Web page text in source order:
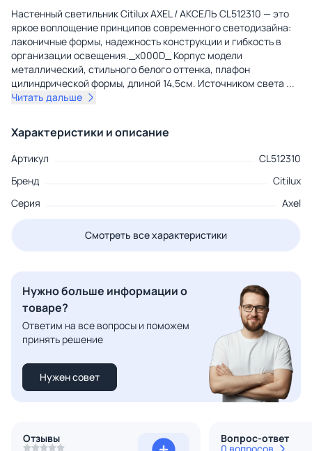
Настенный светильник Citilux AXEL / АКСЕЛЬ CL512310 — это
яркое воплощение принципов современного светодизайна:
лаконичные формы, надежность конструкции и гибкость в
организации освещения._x000D_ Корпус модели
металлический, стильного белого оттенка, плафон
цилиндрической формы, длиной 14,5см. Источником света ...
Читать дальше
Характеристики и описание
Артикул
CL512310
Бренд
Citilux
Серия
Axel
Смотреть все характеристики
Нужно больше информации о
товаре?
Ответим на все вопросы и поможем
принять решение
Нужен совет
Отзывы Вопрос-ответ